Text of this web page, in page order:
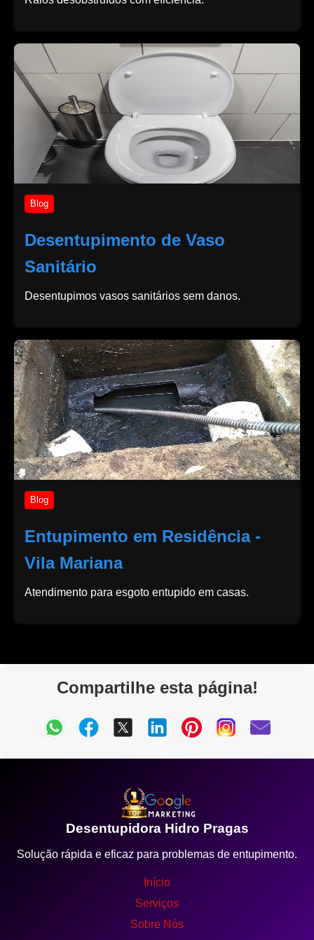
Blog
Desentupimento de Vaso
Sanitário
Desentupimos vasos sanitários sem danos.
Blog
Entupimento em Residência -
Vila Mariana
Atendimento para esgoto entupido em casas.
Compartilhe esta página!
Desentupidora Hidro Pragas
Solução rápida e eficaz para problemas de entupimento.
Início
Serviços
Sobre Nós